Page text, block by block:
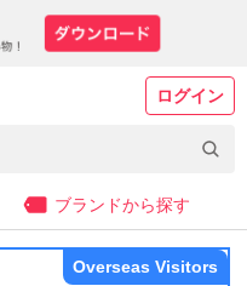
ログイン
ブランドから探す
Overseas Visitors